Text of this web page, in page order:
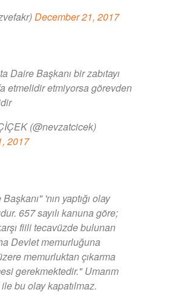
December 21, 2017
Daire Başkanı bir zabıtayı
etmelidir etmiyorsa görevden
(@nevzatcicek)
2017
'nın yaptığı olay
657 sayılı kanuna göre;
fiili tecavüzde bulunan
Devlet memurluğuna
memurluktan çıkarma
gerekmektedir." Umarım
bu olay kapatılmaz.